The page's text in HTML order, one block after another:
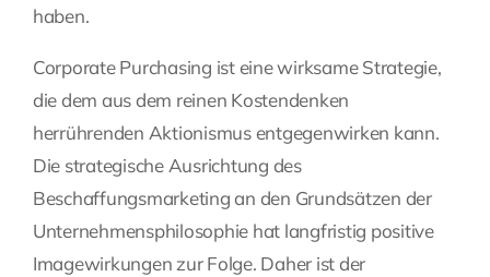
haben.
Corporate Purchasing ist eine wirksame Strategie,
die dem aus dem reinen Kostendenken
herrührenden Aktionismus entgegenwirken kann.
Die strategische Ausrichtung des
Beschaffungsmarketing an den Grundsätzen der
Unternehmensphilosophie hat langfristig positive
Imagewirkungen zur Folge. Daher ist der